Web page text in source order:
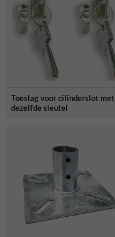
Toeslag voor cilinderslot met
dezelfde sleutel